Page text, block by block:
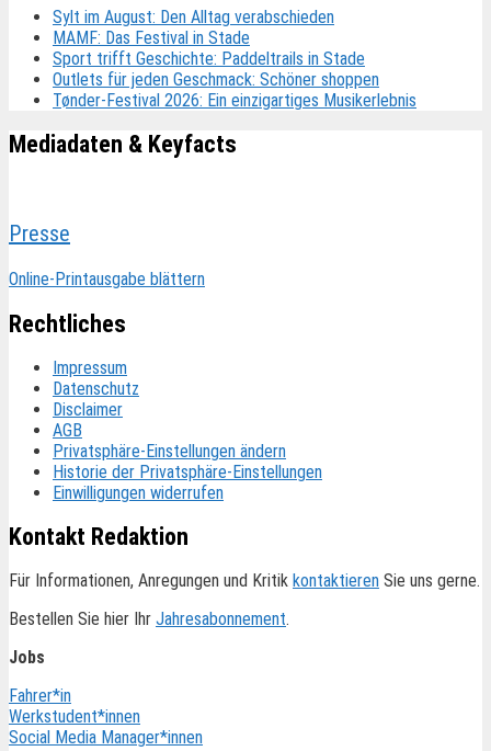
Sylt im August: Den Alltag verabschieden
MAMF: Das Festival in Stade
Sport trifft Geschichte: Paddeltrails in Stade
Outlets für jeden Geschmack: Schöner shoppen
Tønder-Festival 2026: Ein einzigartiges Musikerlebnis
Mediadaten & Keyfacts
Presse
Online-Printausgabe blättern
Rechtliches
Impressum
Datenschutz
Disclaimer
AGB
Privatsphäre-Einstellungen ändern
Historie der Privatsphäre-Einstellungen
Einwilligungen widerrufen
Kontakt Redaktion
Für Informationen, Anregungen und Kritik kontaktieren Sie uns gerne.
Bestellen Sie hier Ihr Jahresabonnement.
Jobs
Fahrer*in
Werkstudent*innen
Social Media Manager*innen